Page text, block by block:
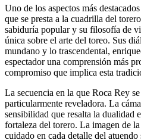
Uno de los aspectos más
que se presta a la cuadrilla del
sabiduría popular y su filosofía de
única sobre el arte del toreo. Sus
mundano y lo trascendental,
espectador una comprensión más
compromiso que implica esta
La secuencia en la que Roca Rey
particularmente reveladora. La
sensibilidad que resalta la dualidad
fortaleza del torero. La imagen de
cuidado en cada detalle del